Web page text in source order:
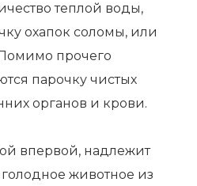
теплой воды,
охапок соломы, или
прочего
парочку чистых
органов и крови.
впервой, надлежит
животное из